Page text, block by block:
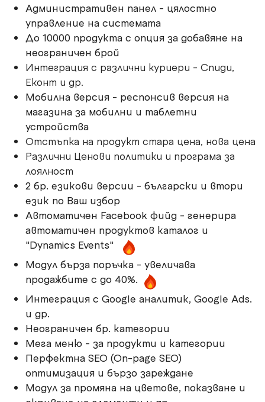
Административен панел - цялостно
управление на системата
До 10000 продукта с опция за добавяне на
неограничен брой
Интеграция с различни куриери - Спиди,
Еконт и др.
Мобилна версия - респонсив версия на
магазина за мобилни и таблетни
устройства
Отстъпка на продукт стара цена, нова цена
Различни Ценови политики и програма за
лоялност
2 бр. езикови версии - български и втори
език по Ваш избор
Автоматичен Facebook фийд - генерира
автоматичен продуктов каталог и
"Dynamics Events"
Модул бърза поръчка - увеличава
продажбите с до 40%.
Интеграция с Google аналитик, Google Ads.
и др.
Неограничен бр. категории
Мега меню - за продукти и категории
Перфектна SEO (On-page SEO)
оптимизация и бързо зареждане
Модул за промяна на цветове, показване и